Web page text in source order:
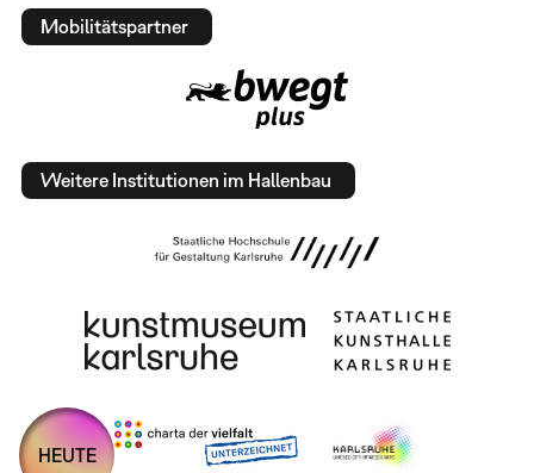
Mobilitätspartner
Weitere Institutionen im Hallenbau
HEUTE